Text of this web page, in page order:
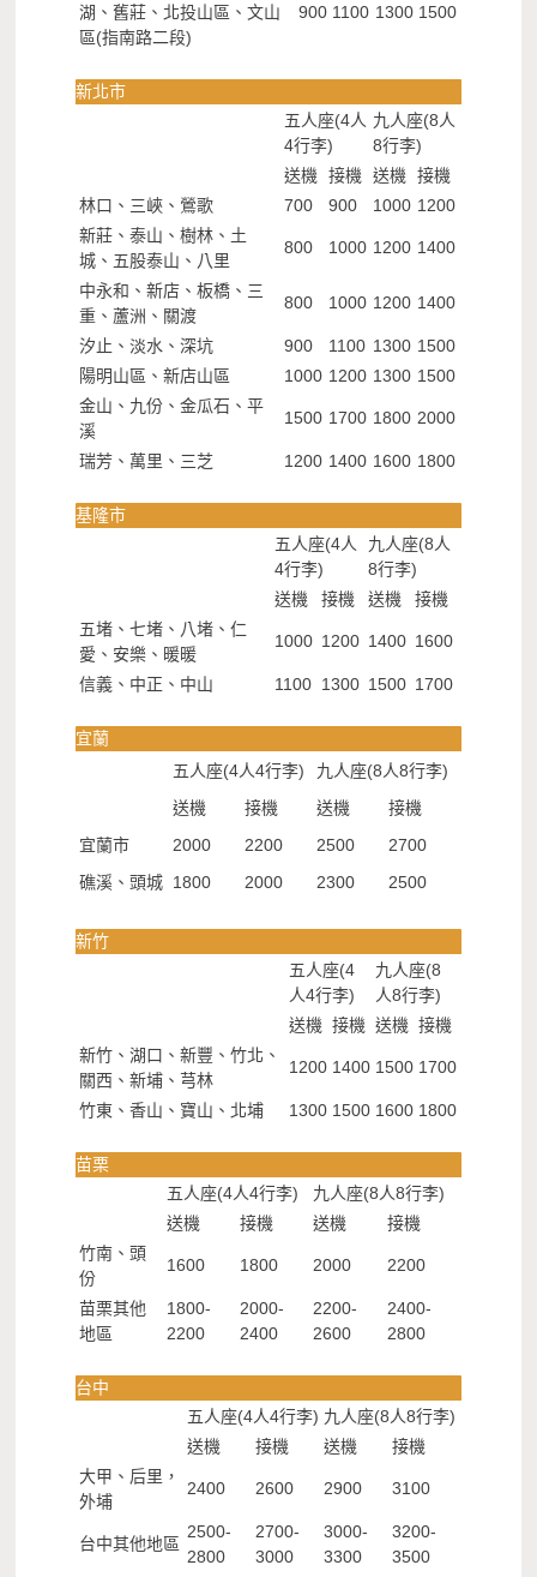
湖、舊莊、北投山區、文山
區(指南路二段)
900 1100 1300 1500
新北市
五人座(4人
4行李)
九人座(8人
8行李)
送機
接機 送機
接機
林口、三峽、鶯歌
700 900 1000 1200
新莊、泰山、樹林、土
城、五股泰山、八里
800 1000 1200 1400
中永和、新店、板橋、三
重、蘆洲、關渡
800 1000 1200 1400
汐止、淡水、深坑 900 1100 1300 1500
陽明山區、新店山區
1000 1200 1300 1500
金山、九份、金瓜石、平
溪
1500 1700 1800 2000
瑞芳、萬里、三芝 1200 1400 1600 1800
基隆市
五人座(4人
4行李)
九人座(8人
8行李)
送機
接機 送機
接機
五堵、七堵、八堵、仁
愛、安樂、暖暖
1000 1200 1400 1600
信義、中正、中山 1100 1300 1500 1700
宜蘭
五人座(4人4行李)
九人座(8人8行李)
送機
接機 送機
接機
宜蘭市
2000 2200 2500
2700
礁溪、頭城 1800 2000 2300 2500
新竹
五人座(4
人4行李)
九人座(8
人8行李)
送機 接機 送機 接機
新竹、湖口、新豐、竹北、
關西、新埔、芎林
1200 1400 1500 1700
竹東、香山、寶山、北埔 1300 1500 1600 1800
苗栗
五人座(4人4行李)
九人座(8人8行李)
送機
接機 送機
接機
竹南、頭
份
1600 1800 2000 2200
苗栗其他
地區
1800-
2200
2000-
2400
2200-
2600
2400-
2800
台中
五人座(4人4行李) 九人座(8人8行李)
送機
接機 送機
接機
大甲、后里，
外埔
2400 2600 2900 3100
台中其他地區
2500-
2800
2700-
3000
3000-
3300
3200-
3500